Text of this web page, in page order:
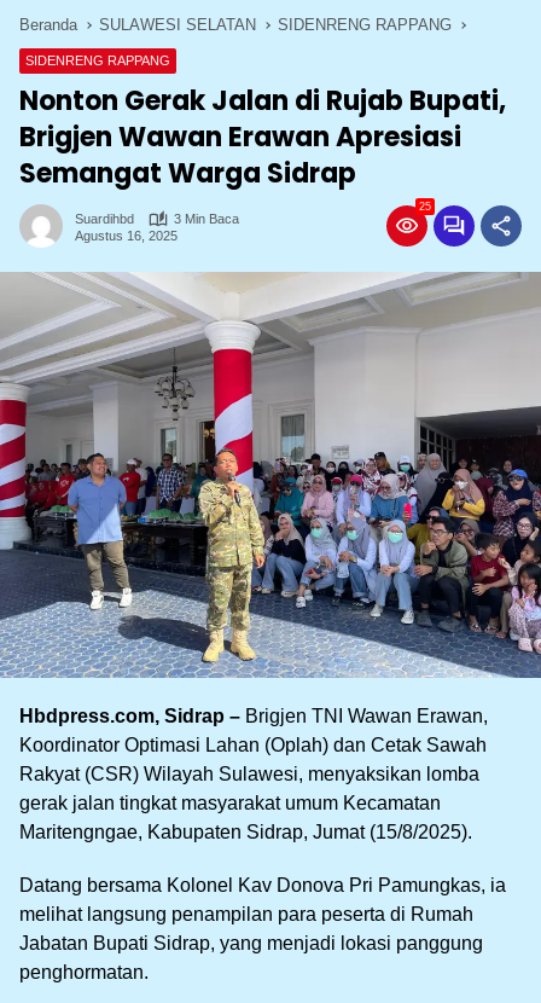
Beranda SULAWESI SELATAN SIDENRENG RAPPANG
SIDENRENG RAPPANG
Nonton Gerak Jalan di Rujab Bupati,
Brigjen Wawan Erawan Apresiasi
Semangat Warga Sidrap
Suardihbd
3 Min Baca
Agustus 16, 2025
25
Hbdpress.com, Sidrap – Brigjen TNI Wawan Erawan,
Koordinator Optimasi Lahan (Oplah) dan Cetak Sawah
Rakyat (CSR) Wilayah Sulawesi, menyaksikan lomba
gerak jalan tingkat masyarakat umum Kecamatan
Maritengngae, Kabupaten Sidrap, Jumat (15/8/2025).
Datang bersama Kolonel Kav Donova Pri Pamungkas, ia
melihat langsung penampilan para peserta di Rumah
Jabatan Bupati Sidrap, yang menjadi lokasi panggung
penghormatan.